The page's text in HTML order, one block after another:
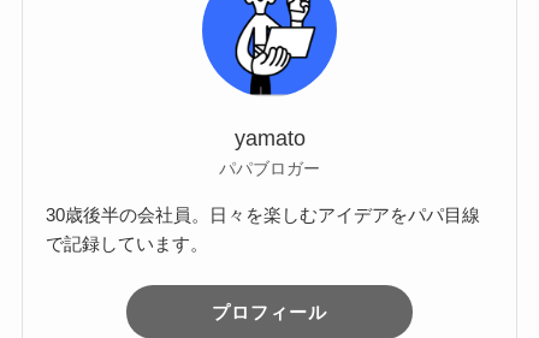
yamato
パパブロガー
30歳後半の会社員。日々を楽しむアイデアをパパ目線
で記録しています。
プロフィール